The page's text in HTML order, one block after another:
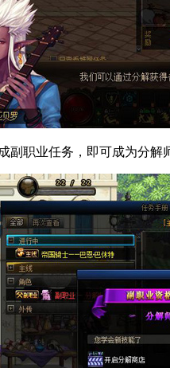
副职业任务，即可成为分解